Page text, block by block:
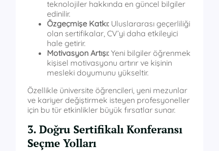
teknolojiler hakkında en güncel bilgiler
edinilir.
Özgeçmişe Katkı: Uluslararası geçerliliği
olan sertifikalar, CV’yi daha etkileyici
hale getirir.
Motivasyon Artışı: Yeni bilgiler öğrenmek
kişisel motivasyonu artırır ve kişinin
mesleki doyumunu yükseltir.
Özellikle üniversite öğrencileri, yeni mezunlar
ve kariyer değiştirmek isteyen profesyoneller
için bu tür etkinlikler büyük fırsatlar sunar.
3. Doğru Sertifikalı Konferansı
Seçme Yolları